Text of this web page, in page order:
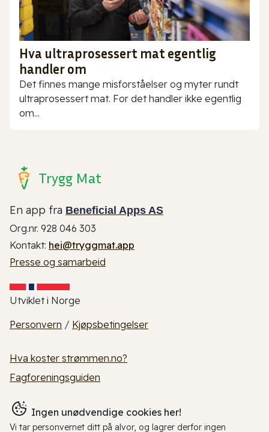
Hva ultraprosessert mat egentlig
handler om
Det finnes mange misforståelser og myter rundt
ultraprosessert mat. For det handler ikke egentlig
om...
Trygg Mat
En app fra Beneficial Apps AS
Org.nr. 928 046 303
Kontakt: hei@tryggmat.app
Presse og samarbeid
Utviklet i Norge
Personvern / Kjøpsbetingelser
Hva koster strømmen.no?
Fagforeningsguiden
Ingen unødvendige cookies her!
Vi tar personvernet ditt på alvor, og lagrer derfor ingen